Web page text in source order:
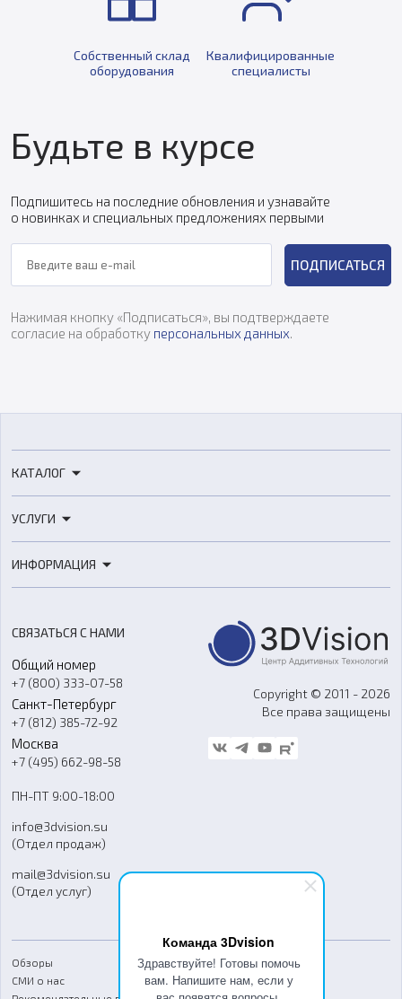
Команда 3Dvision
Здравствуйте! Готовы помочь
вам. Напишите нам, если у
Собственный склад
оборудования
Квалифицированные
специалисты
Будьте в курсе
Подпишитесь на последние обновления и узнавайте
о новинках и специальных предложениях первыми
ПОДПИСАТЬСЯ
Нажимая кнопку «Подписаться», вы подтверждаете
согласие на обработку персональных данных.
КАТАЛОГ
3D-сканеры
Расходные материалы
Оборудование и материалы для вакуумного литья
Аксессуары и прочее оборудование
Программное обеспечение
УСЛУГИ
3D-моделирование
Ремонт и услуги
ИНФОРМАЦИЯ
О компании
Контакты
Гос. закупки
Стать дилером
Блог
FAQ
СВЯЗАТЬСЯ С НАМИ
Общий номер
+7 (800) 333-07-58
Санкт-Петербург
+7 (812) 385-72-92
Москва
+7 (495) 662-98-58
ПН-ПТ 9:00-18:00
info@3dvision.su
(Отдел продаж)
mail@3dvision.su
(Отдел услуг)
Copyright © 2011 - 2026
Все права защищены
Обзоры
СМИ о нас